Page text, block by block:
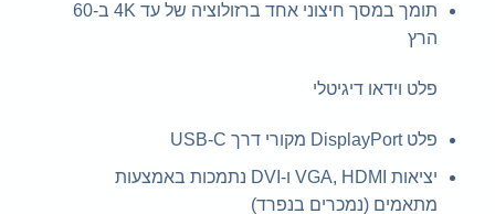
תומך במסך חיצוני אחד ברזולוציה של עד 4K ב-60
הרץ
פלט וידאו דיגיטלי
פלט DisplayPort מקורי דרך USB‑C
יציאות VGA, HDMI ו-DVI נתמכות באמצעות
מתאמים (נמכרים בנפרד)